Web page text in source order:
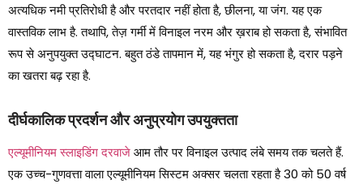
अत्यधिक नमी प्रतिरोधी है और परतदार नहीं होता है, छीलना, या जंग. यह एक
वास्तविक लाभ है. तथापि, तेज़ गर्मी में विनाइल नरम और ख़राब हो सकता है, संभावित
रूप से अनुपयुक्त उद्घाटन. बहुत ठंडे तापमान में, यह भंगुर हो सकता है, दरार पड़ने
का खतरा बढ़ रहा है.
दीर्घकालिक प्रदर्शन और अनुप्रयोग उपयुक्तता
एल्यूमीनियम स्लाइडिंग दरवाजेआम तौर पर विनाइल उत्पाद लंबे समय तक चलते हैं.
एक उच्च-गुणवत्ता वाला एल्यूमीनियम सिस्टम अक्सर चलता रहता है 30 को 50 वर्ष